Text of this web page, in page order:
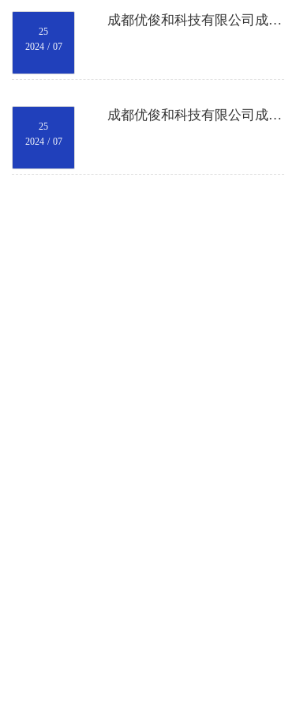
25
2024 / 07
成都优俊和科技有限公司成⽴于2011年；是⼀家从事⼯业⾃动化产品及 其配套产品销售的贸易公司。
25
2024 / 07
成都优俊和科技有限公司成⽴于2011年；是⼀家从事⼯业⾃动化产品及 其配套产品销售的贸易公司。